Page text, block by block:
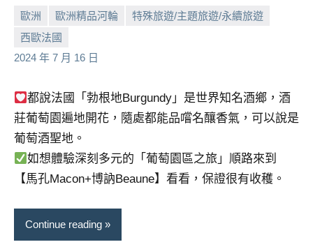
歐洲 歐洲精品河輪
特殊旅遊/主題旅遊/永續旅遊
西歐法國
2024 年 7 月 16 日
小
芳
No
comments
都說法國「勃根地Burgundy」是世界知名酒鄉，酒
莊葡萄園遍地開花，隨處都能品嚐名釀香氣，可以說是
葡萄酒聖地。
如想體驗深刻多元的「葡萄園區之旅」順路來到
【馬孔Macon+博訥Beaune】看看，保證很有收穫。
Continue reading